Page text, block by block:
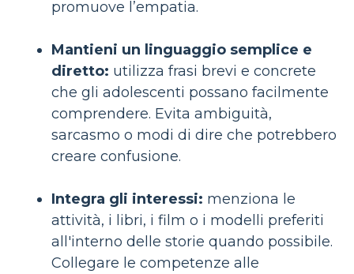
promuove l’empatia.
Mantieni un linguaggio semplice e
diretto: utilizza frasi brevi e concrete
che gli adolescenti possano facilmente
comprendere. Evita ambiguità,
sarcasmo o modi di dire che potrebbero
creare confusione.
Integra gli interessi: menziona le
attività, i libri, i film o i modelli preferiti
all'interno delle storie quando possibile.
Collegare le competenze alle